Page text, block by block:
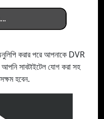
করার পরে আপনাকে DVR
আপনি সাবটাইটেল যোগ করা সহ
হবেন.